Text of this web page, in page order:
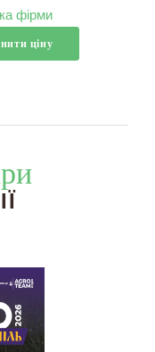
фірми
ціну